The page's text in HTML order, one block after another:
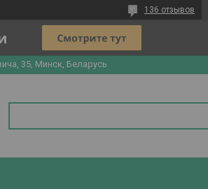
136 отзывов
35, Минск, Беларусь